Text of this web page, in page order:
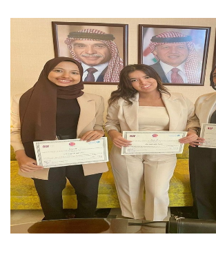
الأنظمة الذكية
تواصل معنا
الطلاب
هيئة التدريس
الدراسات العليا